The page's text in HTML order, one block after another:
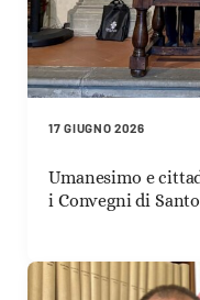
17 GIUGNO 2026
Umanesimo e
i Convegni di